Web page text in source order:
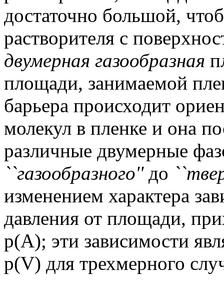
достаточно большой,
растворителя с
двумерная газообразная
площади, занимаемой
барьера происходит
молекул в пленке и она
различные двумерные
``газообразного''до
изменением характера
давления от площади,
p(A); эти зависимости
p(V) для трехмерного